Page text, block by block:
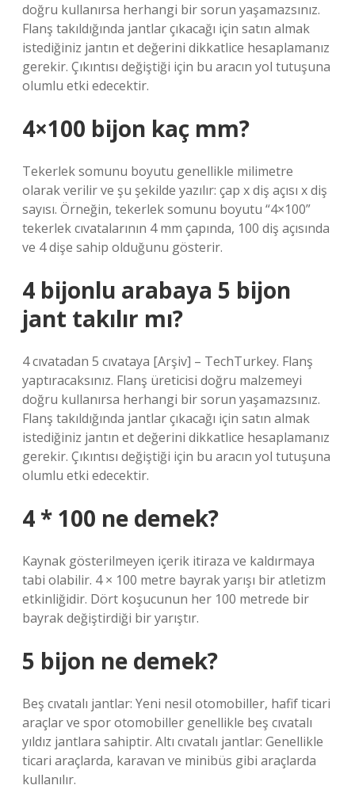
doğru kullanırsa herhangi bir sorun yaşamazsınız.
Flanş takıldığında jantlar çıkacağı için satın almak
istediğiniz jantın et değerini dikkatlice hesaplamanız
gerekir. Çıkıntısı değiştiği için bu aracın yol tutuşuna
olumlu etki edecektir.
4×100 bijon kaç mm?
Tekerlek somunu boyutu genellikle milimetre
olarak verilir ve şu şekilde yazılır: çap x diş açısı x diş
sayısı. Örneğin, tekerlek somunu boyutu “4×100”
tekerlek cıvatalarının 4 mm çapında, 100 diş açısında
ve 4 dişe sahip olduğunu gösterir.
4 bijonlu arabaya 5 bijon
jant takılır mı?
4 cıvatadan 5 cıvataya [Arşiv] – TechTurkey. Flanş
yaptıracaksınız. Flanş üreticisi doğru malzemeyi
doğru kullanırsa herhangi bir sorun yaşamazsınız.
Flanş takıldığında jantlar çıkacağı için satın almak
istediğiniz jantın et değerini dikkatlice hesaplamanız
gerekir. Çıkıntısı değiştiği için bu aracın yol tutuşuna
olumlu etki edecektir.
4 * 100 ne demek?
Kaynak gösterilmeyen içerik itiraza ve kaldırmaya
tabi olabilir. 4 × 100 metre bayrak yarışı bir atletizm
etkinliğidir. Dört koşucunun her 100 metrede bir
bayrak değiştirdiği bir yarıştır.
5 bijon ne demek?
Beş cıvatalı jantlar: Yeni nesil otomobiller, hafif ticari
araçlar ve spor otomobiller genellikle beş cıvatalı
yıldız jantlara sahiptir. Altı cıvatalı jantlar: Genellikle
ticari araçlarda, karavan ve minibüs gibi araçlarda
kullanılır.